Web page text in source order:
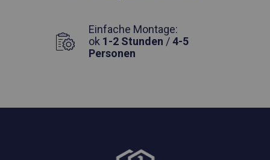
Einfache Montage:
ok 1-2 Stunden /4-5
Personen